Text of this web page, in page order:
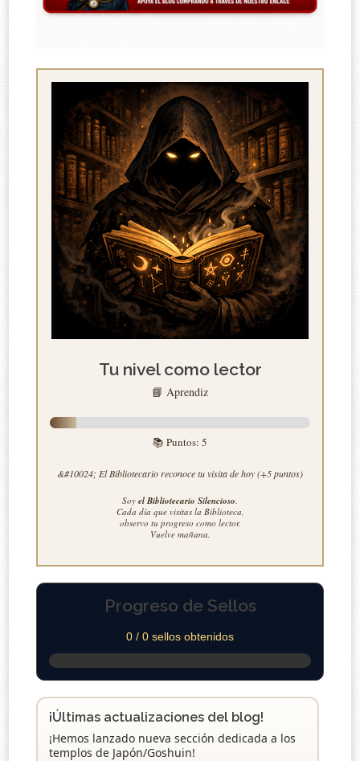
Tu nivel como lector
📘 Aprendiz
📚 Puntos: 5
&#10024; El Bibliotecario reconoce tu visita de hoy (+5 puntos)
Soy el Bibliotecario Silencioso
Cada día que visitas la Biblioteca,
observo tu progreso como lector.
Vuelve mañana.
Progreso de Sellos
0 / 0 sellos obtenidos
¡Últimas actualizaciones del blog!
¡Hemos lanzado nueva sección dedicada a los
templos de Japón/Goshuin!